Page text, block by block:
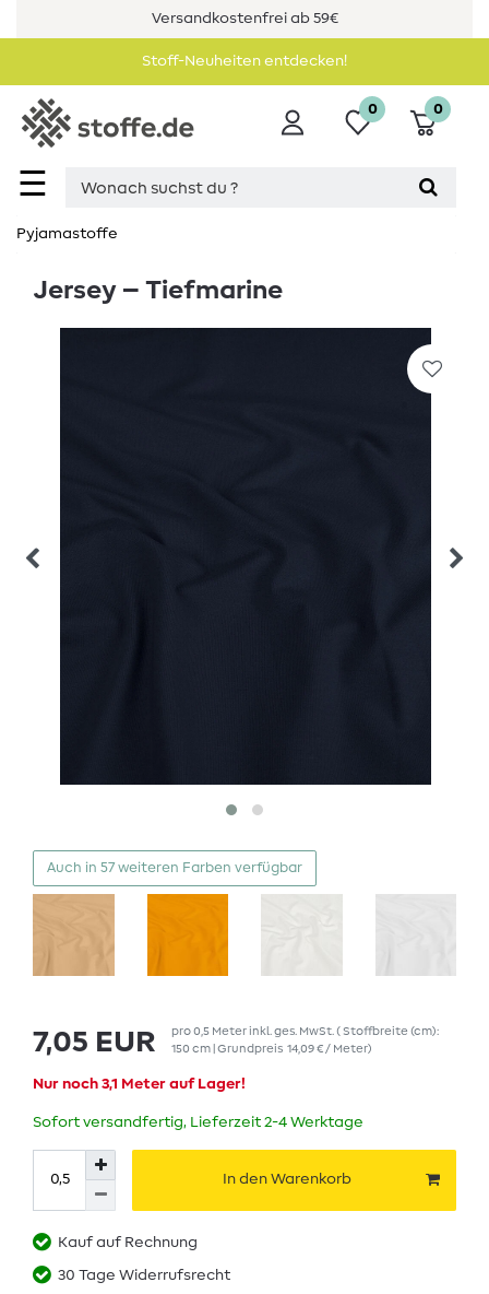
Versandkostenfrei ab 59€
Stoff-Neuheiten entdecken!
☰
0 0
Pyjamastoffe
Jersey – Tiefmarine
Auch in 57 weiteren Farben verfügbar
7,05 EUR pro0,5 Meterinkl. ges. MwSt. ( Stoffbreite (cm):
150 cm | Grundpreis 14,09 € / Meter)
Nur noch 3,1 Meter auf Lager!
Sofort versandfertig, Lieferzeit 2-4 Werktage
In den Warenkorb
Kauf auf Rechnung
30 Tage Widerrufsrecht